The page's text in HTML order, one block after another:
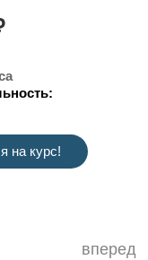
на курс!
вперед